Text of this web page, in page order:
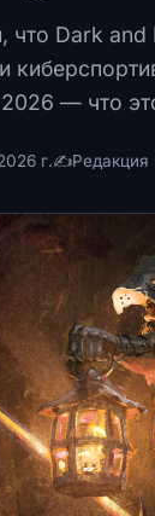
что Dark
— что
г.✍️Редакция